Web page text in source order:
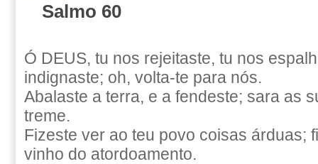
Salmo 60
Ó DEUS, tu nos rejeitaste, tu nos
indignaste; oh, volta-te para nós.
Abalaste a terra, e a fendeste; sara as
treme.
Fizeste ver ao teu povo coisas árduas;
vinho do atordoamento.